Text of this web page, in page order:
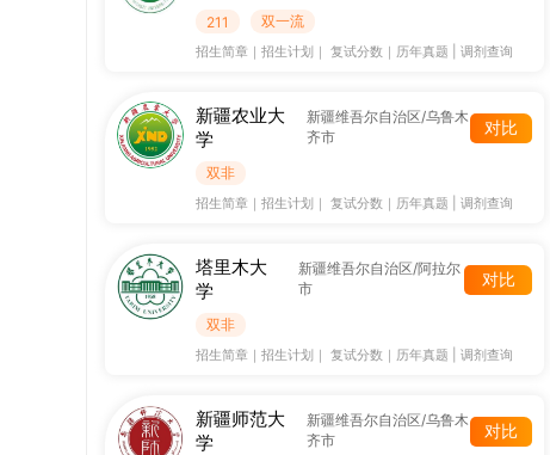
211 双一流
招生简章 ｜ 招生计划 ｜ 复试分数 ｜ 历年真题 调剂查询
新疆农业大
学
新疆维吾尔自治区/乌鲁木
齐市
对比
双非
招生简章 ｜ 招生计划 ｜ 复试分数 ｜ 历年真题 调剂查询
塔里木大
学
新疆维吾尔自治区/阿拉尔
市
对比
双非
招生简章 ｜ 招生计划 ｜ 复试分数 ｜ 历年真题 调剂查询
新疆师范大
学
新疆维吾尔自治区/乌鲁木
齐市
对比